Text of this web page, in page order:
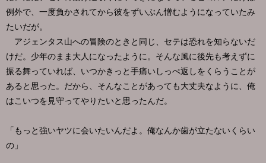
例外で、一度負かされてから彼をずいぶん憎むようになっていたみ
たいだが。
アジェンタス山への冒険のときと同じ、セテは恐れを知らないだ
けだ。少年のまま大人になったように。そんな風に後先も考えずに
振る舞っていれば、いつかきっと手痛いしっぺ返しをくらうことが
あると思った。だから、そんなことがあっても大丈夫なように、俺
はこいつを見守ってやりたいと思ったんだ。
「もっと強いヤツに会いたいんだよ。俺なんか歯が立たないくらい
の」